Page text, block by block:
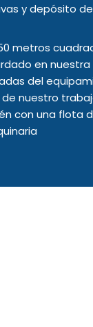
y depósito
metros
en nuestra
del
nuestro
con una flota